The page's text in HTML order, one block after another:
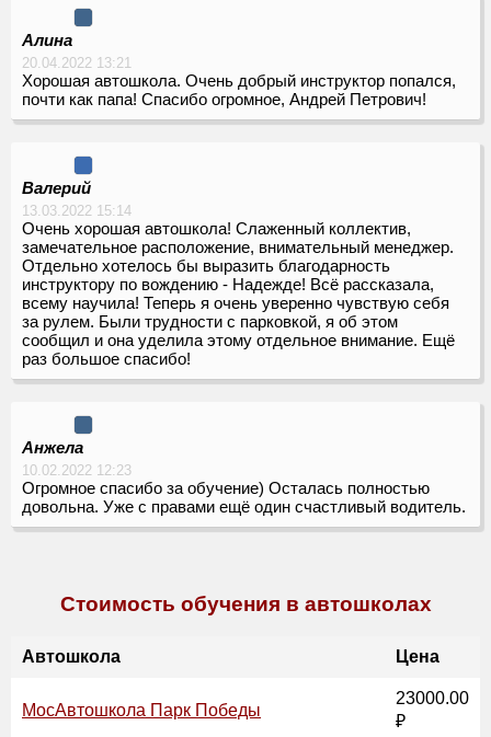
Алина
20.04.2022 13:21
Хорошая автошкола. Очень добрый инструктор попался,
почти как папа! Спасибо огромное, Андрей Петрович!
Валерий
13.03.2022 15:14
Очень хорошая автошкола! Слаженный коллектив,
замечательное расположение, внимательный менеджер.
Отдельно хотелось бы выразить благодарность
инструктору по вождению - Надежде! Всё рассказала,
всему научила! Теперь я очень уверенно чувствую себя
за рулем. Были трудности с парковкой, я об этом
сообщил и она уделила этому отдельное внимание. Ещё
раз большое спасибо!
Анжела
10.02.2022 12:23
Огромное спасибо за обучение) Осталась полностью
довольна. Уже с правами ещё один счастливый водитель.
Стоимость обучения в автошколах
Автошкола Цена
МосАвтошкола Парк Победы
23000.00
₽